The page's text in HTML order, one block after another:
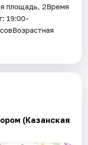
площадь, 2Время
19:00-
(Казанская